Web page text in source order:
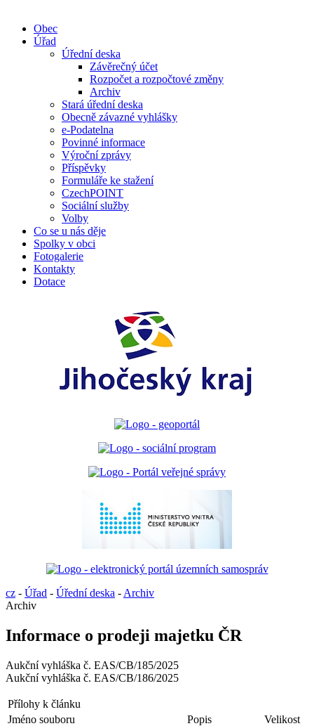
Obec
Úřad
Úřední deska
Závěrečný účet
Rozpočet a rozpočtové změny
Archiv
Stará úřední deska
Obecně závazné vyhlášky
e-Podatelna
Povinné informace
Výroční zprávy
Příspěvky
Formuláře ke stažení
CzechPOINT
Sociální služby
Volby
Co se u nás děje
Spolky v obci
Fotogalerie
Kontakty
Dotace
cz - Úřad - Úřední deska - Archiv
Archiv
Informace o prodeji majetku ČR
Aukční vyhláška č. EAS/CB/185/2025
Aukční vyhláška č. EAS/CB/186/2025
Přílohy k článku
Jméno souboru
Popis
Velikost